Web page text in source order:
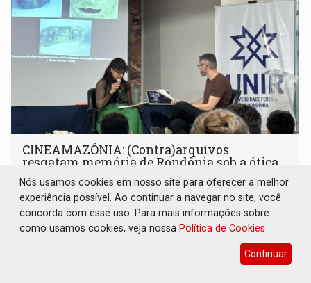
CINEAMAZÔNIA: (Contra)arquivos
resgatam memória de Rondônia sob a ótica
dos vencidos
Cultura 05 de Agosto de 2026 às 12:44
Em painel acompanhado pelo Rondoniaovivo,
pesquisadores da Unir discutem a preservação do acervo
do século 20 e o legado de Sílvio Tendler, que defendia a
Nós usamos cookies em nosso site para oferecer a melhor
experiência possível. Ao continuar a navegar no site, você
concorda com esse uso. Para mais informações sobre
como usamos cookies, veja nossa Política de Cookies
Continuar